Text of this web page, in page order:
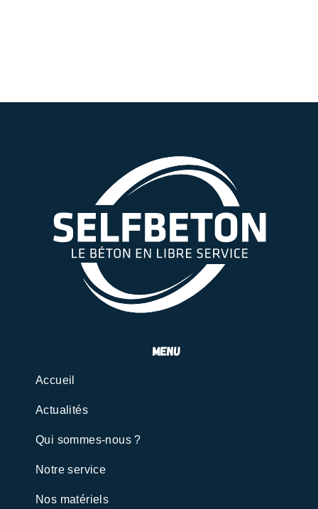
menu
Accueil
Actualités
Qui sommes-nous ?
Notre service
Nos matériels